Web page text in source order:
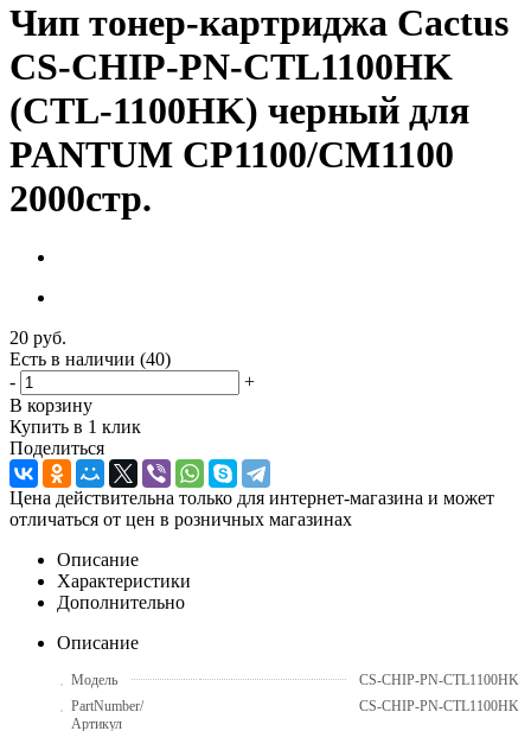
Чип тонер-картриджа Cactus
CS-CHIP-PN-CTL1100HK
(CTL-1100HK) черный для
PANTUM CP1100/CM1100
2000стр.
20 руб.
Есть в наличии (40)
-
+
В корзину
Купить в 1 клик
Поделиться
Цена действительна только для интернет-магазина и может
отличаться от цен в розничных магазинах
Описание
Характеристики
Дополнительно
Описание
Модель
CS-CHIP-PN-CTL1100HK
PartNumber/
Артикул
CS-CHIP-PN-CTL1100HK